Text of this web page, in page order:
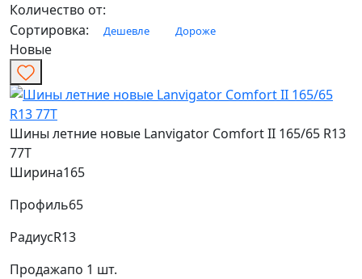
Количество от:
Сортировка:
Дешевле Дороже
Новые
Шины летние новые Lanvigator Comfort II 165/65 R13
77T
Ширина165
Профиль65
РадиусR13
Продажапо 1 шт.